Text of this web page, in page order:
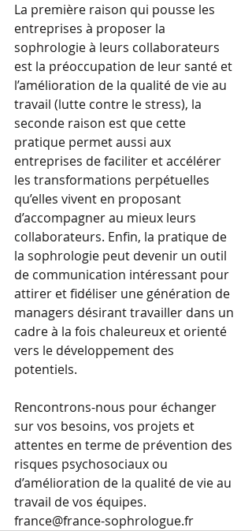
La première raison qui pousse les
entreprises à proposer la
sophrologie à leurs collaborateurs
est la préoccupation de leur santé et
l’amélioration de la qualité de vie au
travail (lutte contre le stress), la
seconde raison est que cette
pratique permet aussi aux
entreprises de faciliter et accélérer
les transformations perpétuelles
qu’elles vivent en proposant
d’accompagner au mieux leurs
collaborateurs. Enfin, la pratique de
la sophrologie peut devenir un outil
de communication intéressant pour
attirer et fidéliser une génération de
managers désirant travailler dans un
cadre à la fois chaleureux et orienté
vers le développement des
potentiels.
Rencontrons-nous pour échanger
sur vos besoins, vos projets et
attentes en terme de prévention des
risques psychosociaux ou
d’amélioration de la qualité de vie au
travail de vos équipes.
france@france-sophrologue.fr